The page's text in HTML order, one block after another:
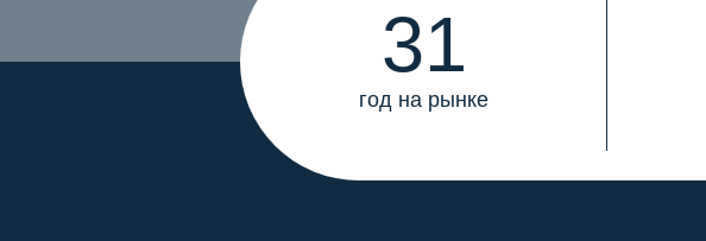
31
год на рынке